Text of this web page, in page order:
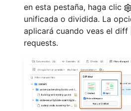
en esta pestaña, haga clic
unificada o dividida. La
aplicará cuando veas el
requests.